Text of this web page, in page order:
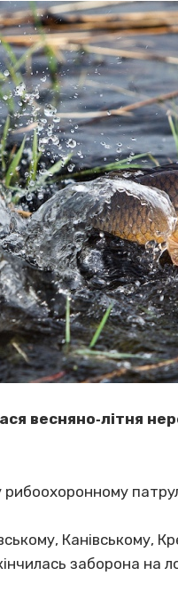
весняно‐літня
Канівському,
заборона на